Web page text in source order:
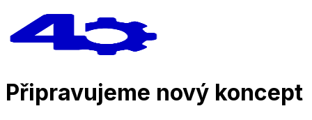
Připravujeme nový koncept